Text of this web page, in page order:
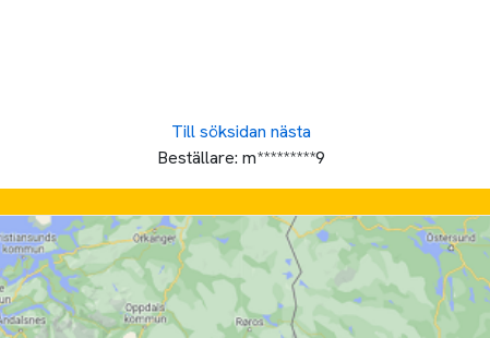
Till söksidan nästa
Beställare: m*********9